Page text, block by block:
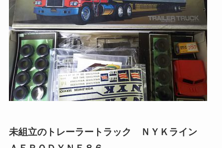
未組立のトレーラートラック ＮＹＫライン